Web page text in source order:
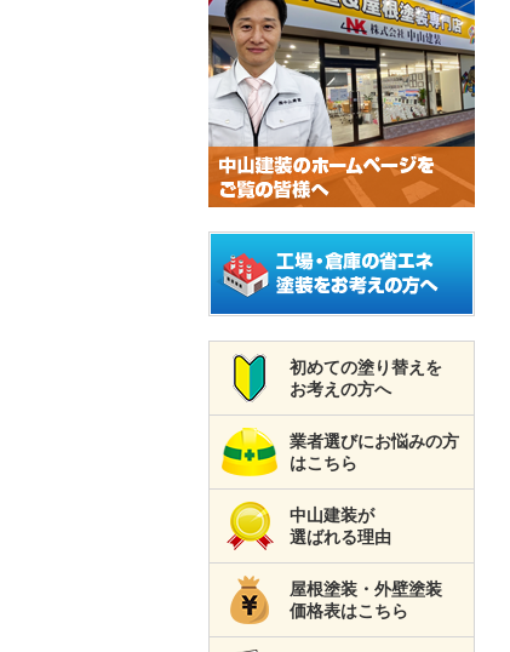
初めての塗り替えを
お考えの方へ
業者選びにお悩みの方
はこちら
中山建装が
選ばれる理由
屋根塗装・外壁塗装
価格表はこちら